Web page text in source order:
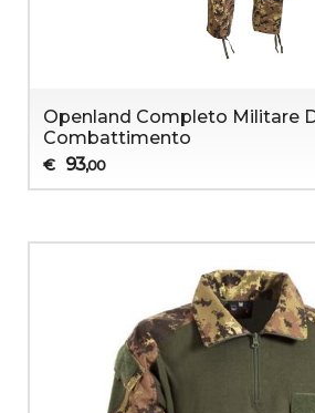
Openland Completo Militare
Combattimento
€ 93,00